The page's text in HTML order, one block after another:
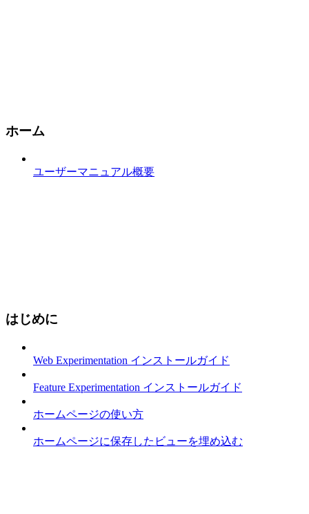
ホーム
ユーザーマニュアル概要
はじめに
Web Experimentation インストールガイド
Feature Experimentation インストールガイド
ホームページの使い方
ホームページに保存したビューを埋め込む